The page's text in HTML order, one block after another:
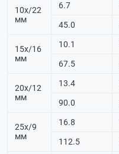
10х/22
мм
6.7
45.0
15х/16
мм
10.1
67.5
20х/12
мм
13.4
90.0
25х/9
мм
16.8
112.5